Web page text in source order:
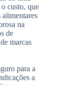
custo, que
alimentares
na
de
marcas
para a
a